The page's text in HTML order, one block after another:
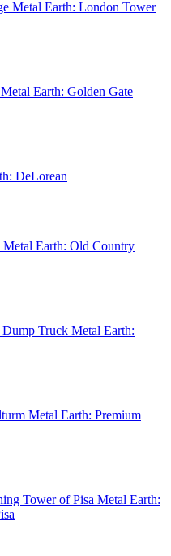
Metal Earth: London Tower
Metal Earth: Golden Gate
DeLorean
Metal Earth: Old Country
Metal Earth:
Metal Earth: Premium
Metal Earth: